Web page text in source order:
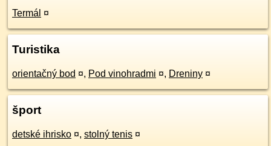
Termál ¤
Turistika
orientačný bod ¤, Pod vinohradmi ¤, Dreniny ¤
šport
detské ihrisko ¤, stolný tenis ¤